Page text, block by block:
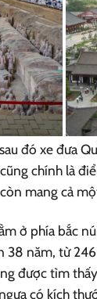
đó xe đưa
chính là
mang cả
ở phía bắc
38 năm, từ
được tìm
có kích